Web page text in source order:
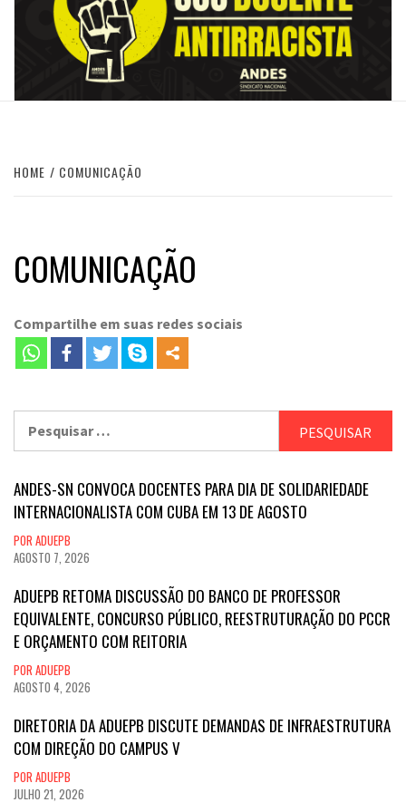
HOME COMUNICAÇÃO
COMUNICAÇÃO
Compartilhe em suas redes sociais
por:
ANDES-SN CONVOCA DOCENTES PARA DIA DE SOLIDARIEDADE
INTERNACIONALISTA COM CUBA EM 13 DE AGOSTO
POR ADUEPB
AGOSTO 7, 2026
ADUEPB RETOMA DISCUSSÃO DO BANCO DE PROFESSOR
EQUIVALENTE, CONCURSO PÚBLICO, REESTRUTURAÇÃO DO PCCR
E ORÇAMENTO COM REITORIA
POR ADUEPB
AGOSTO 4, 2026
DIRETORIA DA ADUEPB DISCUTE DEMANDAS DE INFRAESTRUTURA
COM DIREÇÃO DO CAMPUS V
POR ADUEPB
JULHO 21, 2026